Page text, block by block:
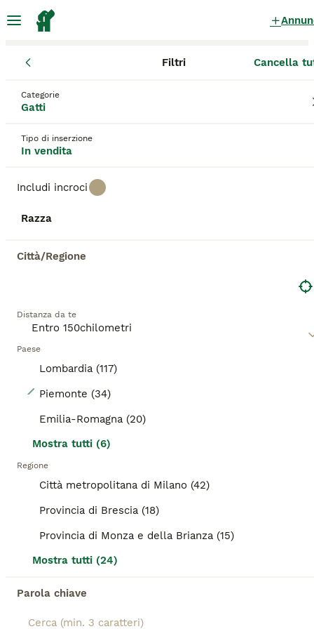
Filtri Cancella
Categorie
Gatti
Tipo di inserzione
In vendita
Includi incroci
Razza
Città/Regione
Distanza da te
Paese
Lombardia (117)
Piemonte (34)
Emilia-Romagna (20)
Mostra tutti (6)
Regione
Città metropolitana di Milano (42)
Provincia di Brescia (18)
Provincia di Monza e della Brianza (15)
Mostra tutti (24)
Parola chiave
Gatti in vendita
Salva ricerca
9 settimane
SessoPrezzo
BOOST